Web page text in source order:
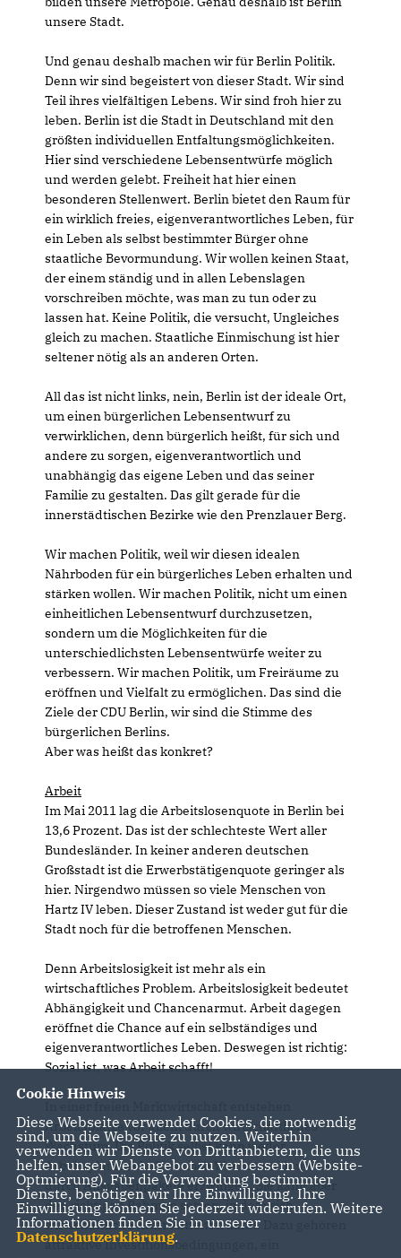
unsere Stadt.
Und genau deshalb machen wir für Berlin Politik.
Denn wir sind begeistert von dieser Stadt. Wir sind
Teil ihres vielfältigen Lebens. Wir sind froh hier zu
leben. Berlin ist die Stadt in Deutschland mit den
größten individuellen Entfaltungsmöglichkeiten.
Hier sind verschiedene Lebensentwürfe möglich
und werden gelebt. Freiheit hat hier einen
besonderen Stellenwert. Berlin bietet den Raum für
ein wirklich freies, eigenverantwortliches Leben, für
ein Leben als selbst bestimmter Bürger ohne
staatliche Bevormundung. Wir wollen keinen Staat,
der einem ständig und in allen Lebenslagen
vorschreiben möchte, was man zu tun oder zu
lassen hat. Keine Politik, die versucht, Ungleiches
gleich zu machen. Staatliche Einmischung ist hier
seltener nötig als an anderen Orten.
All das ist nicht links, nein, Berlin ist der ideale Ort,
um einen bürgerlichen Lebensentwurf zu
verwirklichen, denn bürgerlich heißt, für sich und
andere zu sorgen, eigenverantwortlich und
unabhängig das eigene Leben und das seiner
Familie zu gestalten. Das gilt gerade für die
innerstädtischen Bezirke wie den Prenzlauer Berg.
Wir machen Politik, weil wir diesen idealen
Nährboden für ein bürgerliches Leben erhalten und
stärken wollen. Wir machen Politik, nicht um einen
einheitlichen Lebensentwurf durchzusetzen,
sondern um die Möglichkeiten für die
unterschiedlichsten Lebensentwürfe weiter zu
verbessern. Wir machen Politik, um Freiräume zu
eröffnen und Vielfalt zu ermöglichen. Das sind die
Ziele der CDU Berlin, wir sind die Stimme des
bürgerlichen Berlins.
Aber was heißt das konkret?
Arbeit
Im Mai 2011 lag die Arbeitslosenquote in Berlin bei
13,6 Prozent. Das ist der schlechteste Wert aller
Bundesländer. In keiner anderen deutschen
Großstadt ist die Erwerbstätigenquote geringer als
hier. Nirgendwo müssen so viele Menschen von
Hartz IV leben. Dieser Zustand ist weder gut für die
Stadt noch für die betroffenen Menschen.
Denn Arbeitslosigkeit ist mehr als ein
wirtschaftliches Problem. Arbeitslosigkeit bedeutet
Abhängigkeit und Chancenarmut. Arbeit dagegen
eröffnet die Chance auf ein selbständiges und
eigenverantwortliches Leben. Deswegen ist richtig:
Sozial ist, was Arbeit schafft!
Arbeitsplätze vor allem durch wirtschaftliches
Wachstum. Die Politik selbst kann weder
Arbeitsplätze schaffen noch Wachstum dauerhaft
durch Ausgabenpakete erzwingen. Sie kann aber
den richtigen Rahmen setzen, in dem sich
wirtschaftliche Kraft entfalten kann. Dazu gehören
attraktive Investitionsbedingungen, ein
Cookie Hinweis
Diese Webseite verwendet Cookies, die notwendig
sind, um die Webseite zu nutzen. Weiterhin
verwenden wir Dienste von Drittanbietern, die uns
helfen, unser Webangebot zu verbessern (Website-
Optmierung). Für die Verwendung bestimmter
Dienste, benötigen wir Ihre Einwilligung. Ihre
Einwilligung können Sie jederzeit widerrufen. Weitere
Informationen finden Sie in unserer
Datenschutzerklärung.